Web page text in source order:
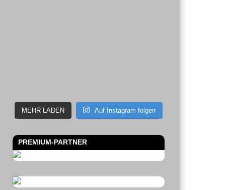
MEHR LADEN Auf Instagram folgen
PREMIUM-PARTNER